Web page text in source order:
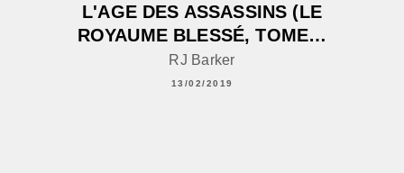
L'AGE DES ASSASSINS (LE
ROYAUME BLESSÉ, TOME…
RJ Barker
13/02/2019